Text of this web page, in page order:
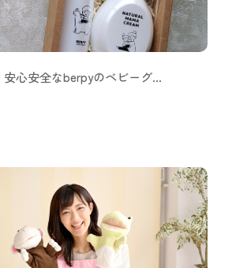
安心安全なberpyのベビーグ…